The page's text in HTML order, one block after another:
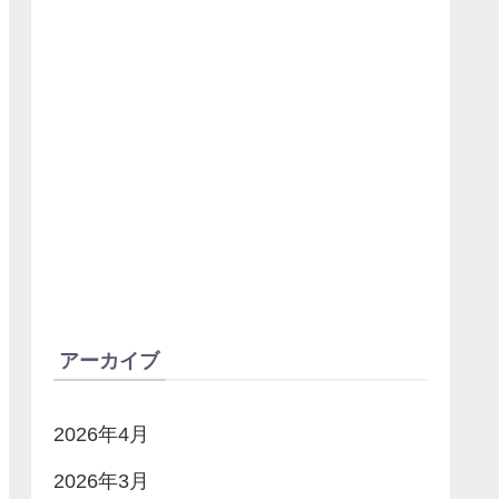
アーカイブ
2026年4月
2026年3月